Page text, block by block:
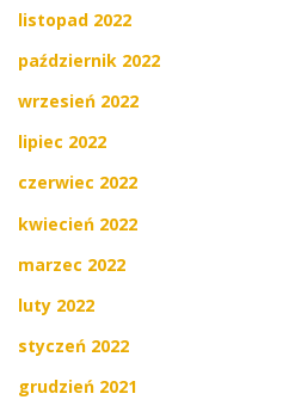
listopad 2022
październik 2022
wrzesień 2022
lipiec 2022
czerwiec 2022
kwiecień 2022
marzec 2022
luty 2022
styczeń 2022
grudzień 2021